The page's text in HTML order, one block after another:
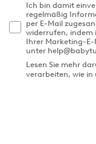
Ich bin damit
regelmäßig
per E-Mail
widerrufen, indem
Ihrer Marketing-E-
unter
Lesen Sie mehr
verarbeiten, wie in